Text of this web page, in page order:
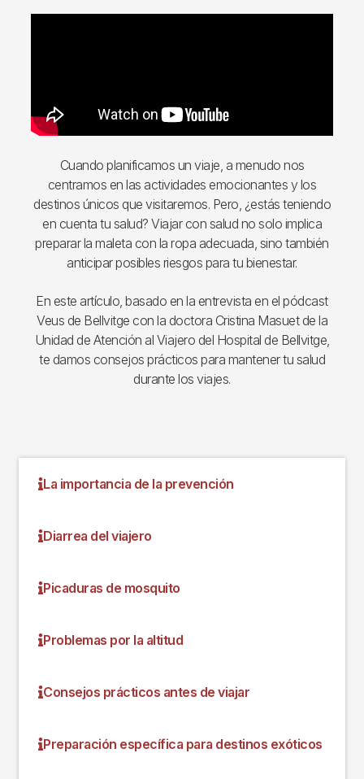
Cuando planificamos un viaje, a menudo nos
centramos en las actividades emocionantes y los
destinos únicos que visitaremos. Pero, ¿estás teniendo
en cuenta tu salud? Viajar con salud no solo implica
preparar la maleta con la ropa adecuada, sino también
anticipar posibles riesgos para tu bienestar.
En este artículo, basado en la entrevista en el pódcast
Veus de Bellvitge con la doctora Cristina Masuet de la
Unidad de Atención al Viajero del Hospital de Bellvitge,
te damos consejos prácticos para mantener tu salud
durante los viajes.
La importancia de la prevención
Diarrea del viajero
Picaduras de mosquito
Problemas por la altitud
Consejos prácticos antes de viajar
Preparación específica para destinos exóticos